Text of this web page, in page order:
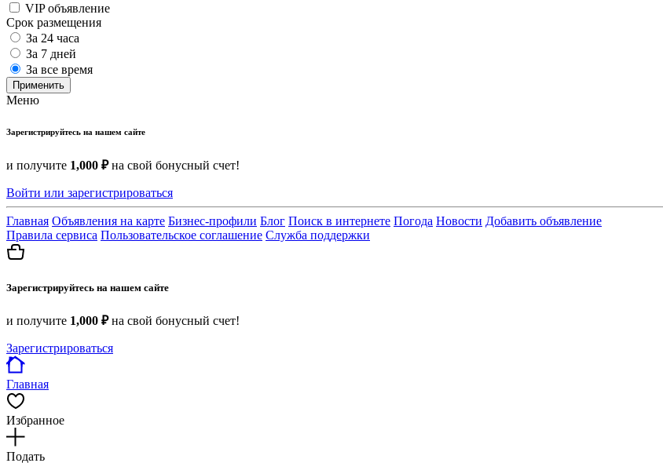
VIP объявление
Срок размещения
За 24 часа
За 7 дней
За все время
Применить
Меню
Зарегистрируйтесь на нашем сайте
и получите 1,000 ₽на свой бонусный счет!
Войти или зарегистрироваться
Главная Объявления на карте Бизнес-профили Блог Поиск в интернете Погода Новости Добавить объявление
Правила сервиса Пользовательское соглашение Служба поддержки
Зарегистрируйтесь на нашем сайте
и получите 1,000 ₽на свой бонусный счет!
Зарегистрироваться
Главная
Избранное
Подать